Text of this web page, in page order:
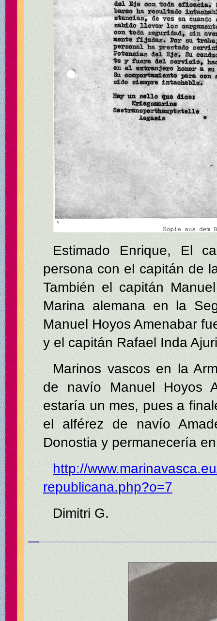
Estimado Enrique, El
persona con el capitán de
También el capitán
Marina alemana en la
Manuel Hoyos Amenabar
y el capitán Rafael Inda
Marinos vascos en la
de navío Manuel Hoyos
estaría un mes, pues a
el alférez de navío
Donostia y permanecería
http://
republicana.php?o=7
Dimitri G.